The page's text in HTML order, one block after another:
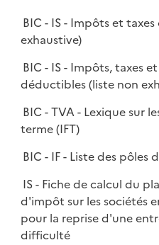
BIC - IS - Impôts et
exhaustive)
BIC - IS - Impôts, taxes
déductibles (liste non
BIC - TVA - Lexique sur
terme (IFT)
BIC - IF - Liste des
IS - Fiche de calcul du
d'impôt sur les sociétés
pour la reprise d'une
difficulté